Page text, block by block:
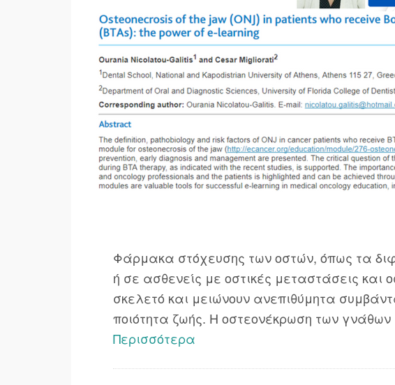
Φάρμακα στόχευσης των οστών, όπως τα
ή σε ασθενείς με οστικές μεταστάσεις και
σκελετό και μειώνουν ανεπιθύμητα
ποιότητα ζωής. Η οστεονέκρωση των
Περισσότερα